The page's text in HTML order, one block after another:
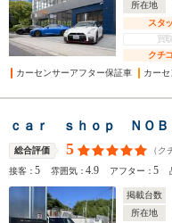
所在地
スタ
買取
クチ
カーセンサーアフター保証車
カー
ｃａｒ ｓｈｏｐ ＮＯＢ
総合評価 5 （ク
接客：5 雰囲気：4.9 アフター：5
掲載台数
所在地